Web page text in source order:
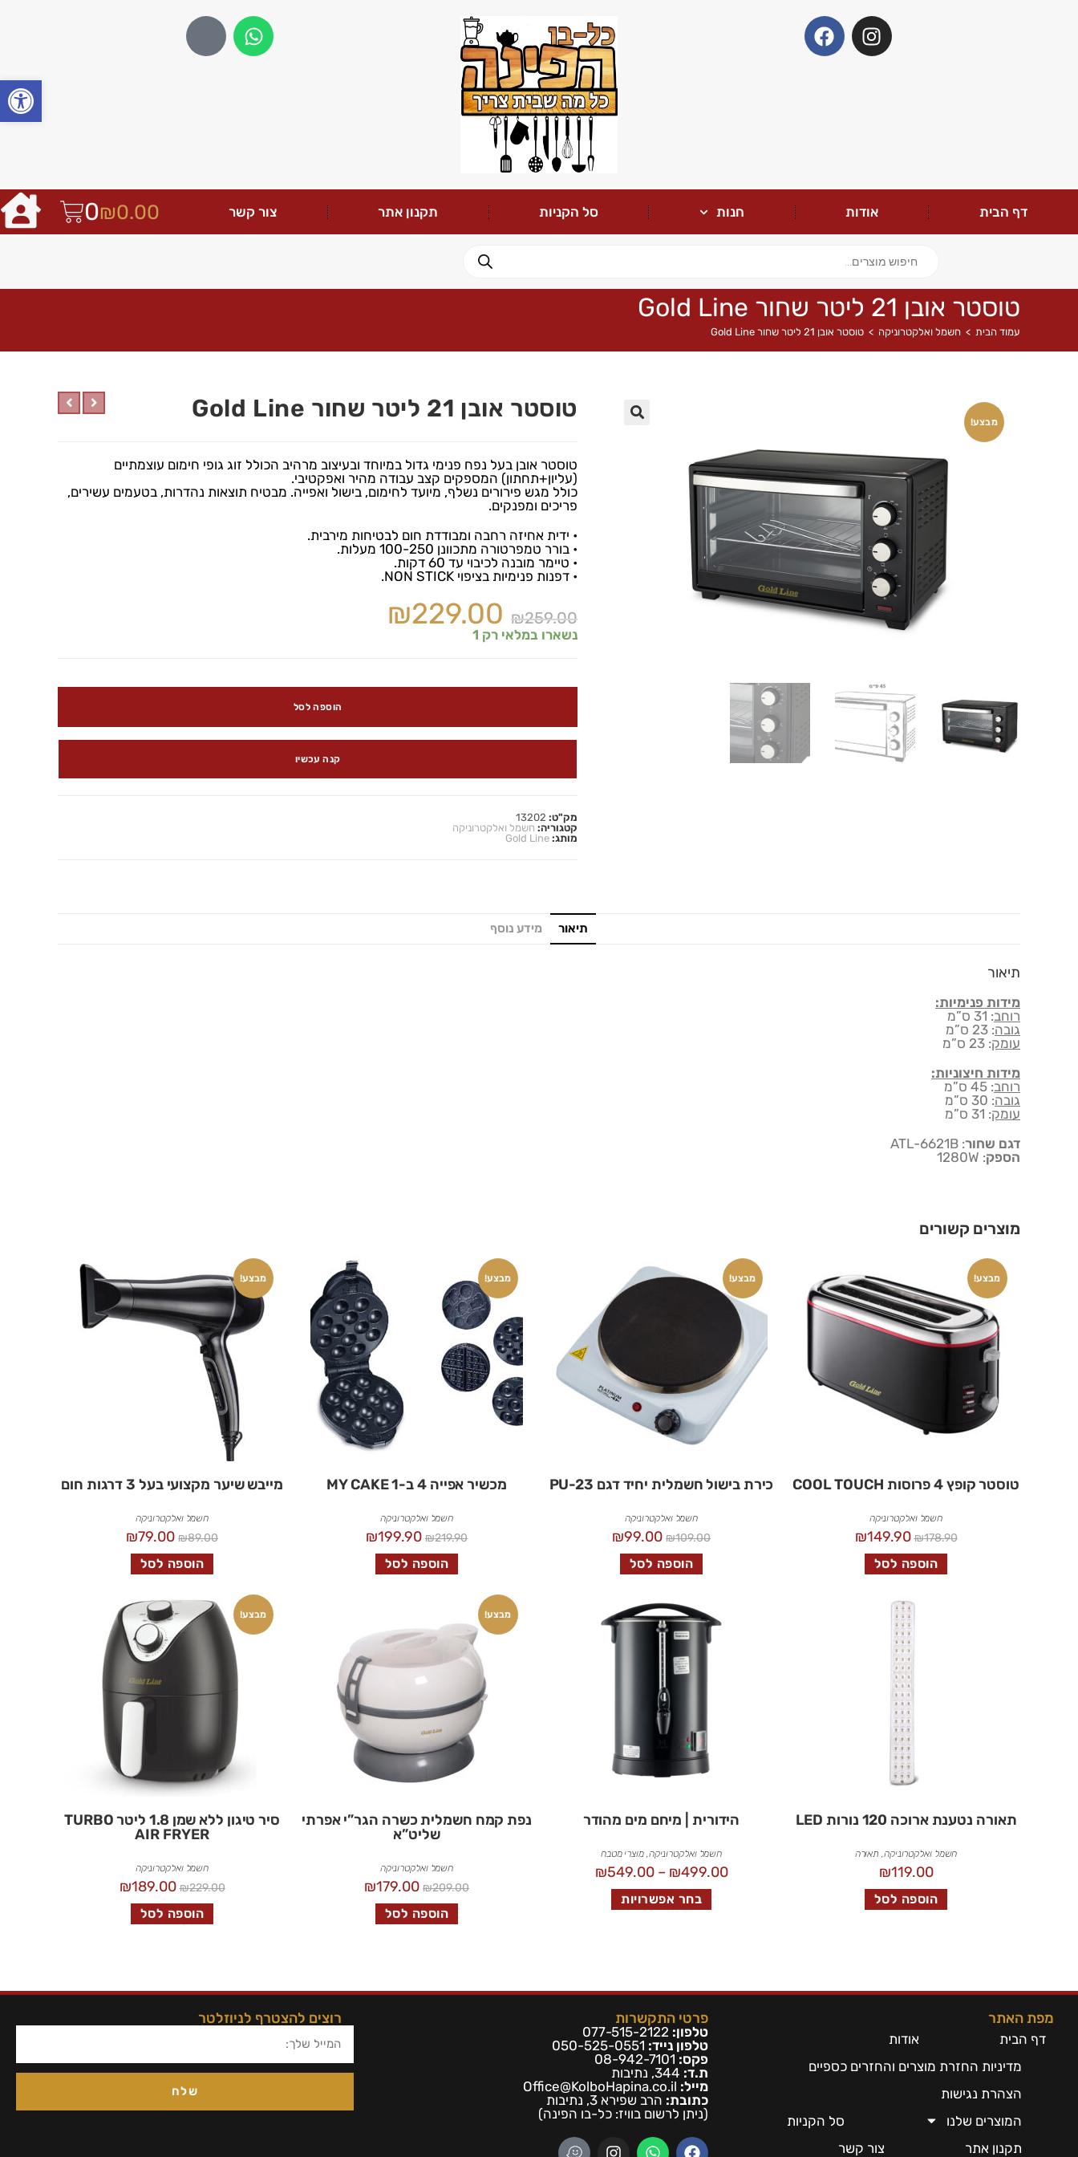
דף הבית אודות חנות סל הקניות תקנון אתר צור קשר ₪0.00
0
טוסטר אובן 21 ליטר שחור Gold Line
עמוד הבית > חשמל ואלקטרוניקה > טוסטר אובן 21 ליטר שחור Gold Line
מבצע! טוסטר אובן 21 ליטר שחור Gold Line
טוסטר אובן בעל נפח פנימי גדול במיוחד ובעיצוב מרהיב הכולל זוג גופי חימום עוצמתיים
(עליון+תחתון) המספקים קצב עבודה מהיר ואפקטיבי.
כולל מגש פירורים נשלף, מיועד לחימום, בישול ואפייה. מבטיח תוצאות נהדרות, בטעמים עשירים,
פריכים ומפנקים.
• ידית אחיזה רחבה ומבודדת חום לבטיחות מירבית.
• בורר טמפרטורה מתכוונן 100-250 מעלות.
• טיימר מובנה לכיבוי עד 60 דקות.
• דפנות פנימיות בציפוי NON STICK.
₪259.00
₪229.00
נשארו במלאי רק 1
הוספה לסל
קנה עכשיו
מק"ט: 13202
קטגוריה: חשמל ואלקטרוניקה
מותג: Gold Line
תיאור מידע נוסף
תיאור
מידות פנימיות:
רוחב: 31 ס”מ
גובה: 23 ס”מ
עומק: 23 ס”מ
מידות חיצוניות:
רוחב: 45 ס”מ
גובה: 30 ס”מ
עומק: 31 ס”מ
דגם שחור: ATL-6621B
הספק: 1280W
מוצרים קשורים
מבצע!
טוסטר קופץ 4 פרוסות COOL TOUCH
חשמל ואלקטרוניקה
₪178.90
₪149.90
הוספה לסל
מבצע!
כירת בישול חשמלית יחיד דגם PU-23
חשמל ואלקטרוניקה
₪109.00
₪99.00
הוספה לסל
מבצע!
מכשיר אפייה 4 ב-1 MY CAKE
חשמל ואלקטרוניקה
₪219.90
₪199.90
הוספה לסל
מבצע!
מייבש שיער מקצועי בעל 3 דרגות חום
חשמל ואלקטרוניקה
₪89.00
₪79.00
הוספה לסל
תאורה נטענת ארוכה 120 נורות LED
חשמל ואלקטרוניקה, תאורה
₪119.00
הוספה לסל
הידורית | מיחם מים מהודר
חשמל ואלקטרוניקה,מוצרי מטבח
₪499.00
–
₪549.00
בחר אפשרויות
מבצע!
נפת קמח חשמלית כשרה הגר”י אפרתי
שליט”א
חשמל ואלקטרוניקה
₪209.00
₪179.00
הוספה לסל
מבצע!
סיר טיגון ללא שמן 1.8 ליטר TURBO
AIR FRYER
חשמל ואלקטרוניקה
₪229.00
₪189.00
הוספה לסל
מפת האתר
דף הבית
אודות
מדיניות החזרת מוצרים והחזרים כספיים
הצהרת נגישות
המוצרים שלנו
סל הקניות
תקנון אתר
צור קשר
פרטי התקשרות
טלפון: 077-515-2122
טלפון נייד: 050-525-0551
פקס:
ת.ד:
מייל: Office@KolboHapina.co.il
כתובת: הרב שפירא 3, נתיבות
(ניתן לרשום בוויז: כל-בו הפינה)
רוצים להצטרף לניוזלטר
שלח